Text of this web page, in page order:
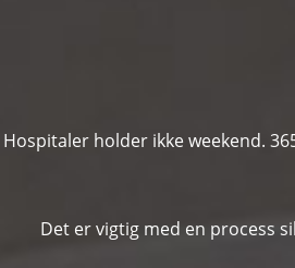
Hospitaler holder ikke weekend.
Det er vigtig med en process